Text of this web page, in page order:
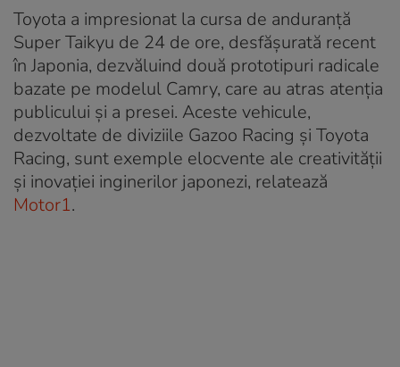
Toyota a impresionat la cursa de anduranță
Super Taikyu de 24 de ore, desfășurată recent
în Japonia, dezvăluind două prototipuri radicale
bazate pe modelul Camry, care au atras atenția
publicului și a presei. Aceste vehicule,
dezvoltate de diviziile Gazoo Racing și Toyota
Racing, sunt exemple elocvente ale creativității
și inovației inginerilor japonezi, relatează
Motor1.